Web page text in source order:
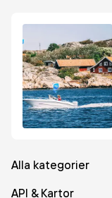
Alla kategorier
API & Kartor